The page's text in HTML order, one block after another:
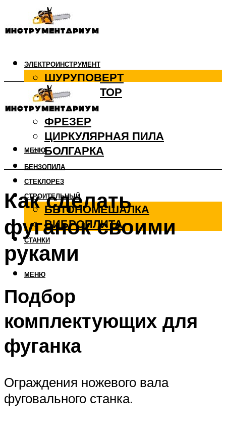
ЭЛЕКТРОИНСТРУМЕНТ
ШУРУПОВЕРТ
ПЕРФОРАТОР
ДРЕЛЬ
ФРЕЗЕР
ЦИРКУЛЯРНАЯ ПИЛА
БОЛГАРКА
БЕНЗОПИЛА
СТЕКЛОРЕЗ
СТРОИТЕЛЬНЫЙ
БЕТОНОМЕШАЛКА
ВИБРОПЛИТА
СТАНКИ
МЕНЮ
МЕНЮ
Как сделать
фуганок своими
руками
Подбор
комплектующих для
фуганка
Ограждения ножевого вала
фуговального станка.